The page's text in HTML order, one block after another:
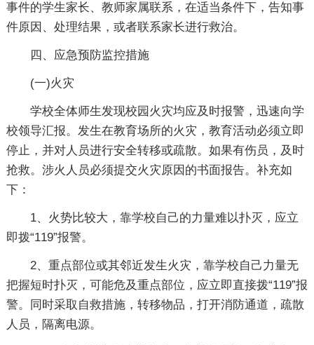
事件的学生家长、教师家属联系，在适当条件下，告知事
件原因、处理结果，或者联系家长进行救治。
四、应急预防监控措施
(一)火灾
学校全体师生发现校园火灾均应及时报警，迅速向学
校领导汇报。发生在教育场所的火灾，教育活动必须立即
停止，并对人员进行安全转移或疏散。如果有伤员，及时
抢救。涉火人员必须提交火灾原因的书面报告。补充如
下：
1、火势比较大，靠学校自己的力量难以扑灭，应立
即拨“119”报警。
2、重点部位或其邻近发生火灾，靠学校自己力量无
把握短时扑灭，可能危及重点部位，应立即直接拨“119”报
警。同时采取自救措施，转移物品，打开消防通道，疏散
人员，隔离电源。